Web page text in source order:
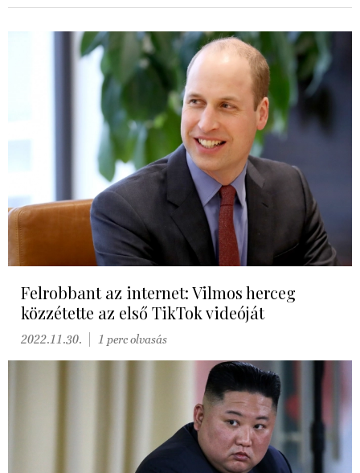
Felrobbant az internet: Vilmos herceg
közzétette az első TikTok videóját
2022.11.30. 1 perc olvasás